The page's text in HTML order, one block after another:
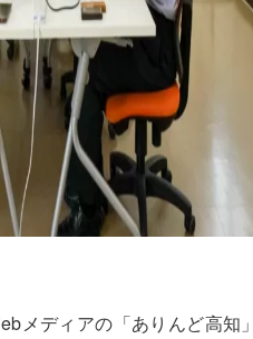
メディアの「ありんど高知